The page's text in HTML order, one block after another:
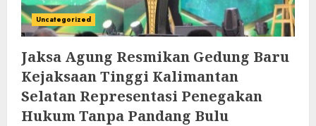
Uncategorized
Jaksa Agung Resmikan Gedung Baru
Kejaksaan Tinggi Kalimantan
Selatan Representasi Penegakan
Hukum Tanpa Pandang Bulu